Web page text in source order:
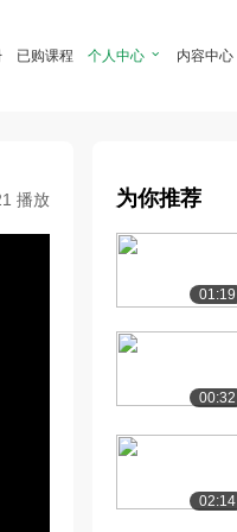
已购课程 个人中心  内容中心
播放 为你推荐
01:19
00:32
02:14